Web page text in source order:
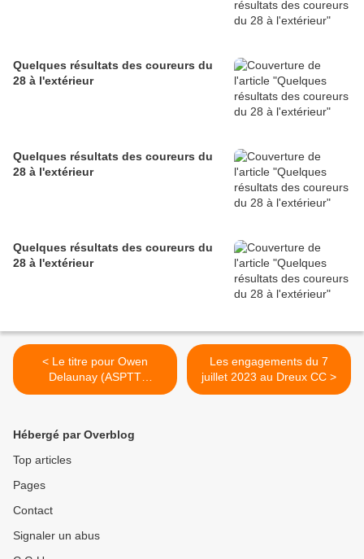
Quelques résultats des coureurs du
28 à l'extérieur
Quelques résultats des coureurs du
28 à l'extérieur
Quelques résultats des coureurs du
28 à l'extérieur
< Le titre pour Owen
Delaunay (ASPTT
Chateauroux) au régional
Les engagements du 7
juillet 2023 au Dreux CC >
Hébergé par Overblog
Top articles
Pages
Contact
Signaler un abus